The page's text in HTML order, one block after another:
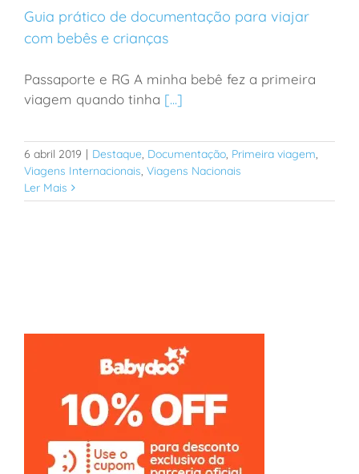
Guia prático de documentação para viajar com
bebês e crianças
Guia prático de documentação para viajar
com bebês e crianças
Passaporte e RG A minha bebê fez a primeira
viagem quando tinha [...]
6 abril 2019 | Destaque, Documentação, Primeira viagem,
Viagens Internacionais, Viagens Nacionais
Ler Mais